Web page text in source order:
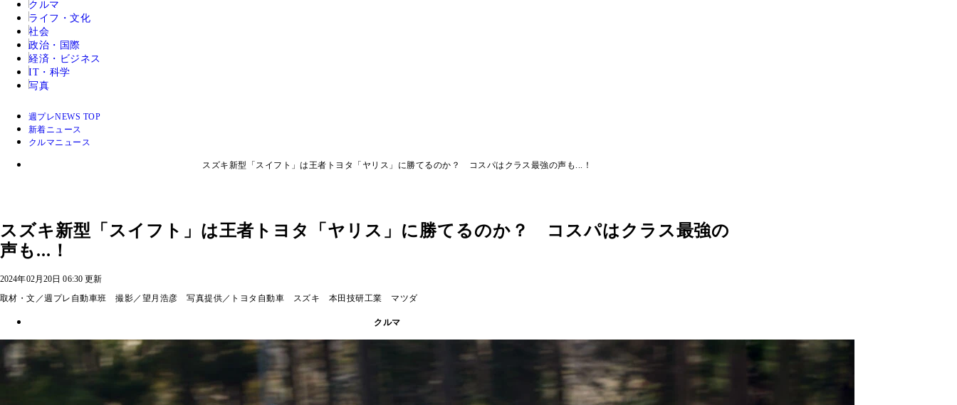
クルマ
ライフ・文化
社会
政治・国際
経済・ビジネス
IT・科学
写真
週プレNEWS TOP
新着ニュース
クルマニュース
スズキ新型「スイフト」は王者トヨタ「ヤリス」に勝てるのか？ コスパはクラス最強の声も...！
スズキ新型「スイフト」は王者トヨタ「ヤリス」に勝てるのか？ コスパはクラス最強の
声も...！
2024年02月20日 06:30 更新
取材・文／週プレ自動車班 撮影／望月浩彦 写真提供／トヨタ自動車 スズキ 本田技研工業 マツダ
クルマ